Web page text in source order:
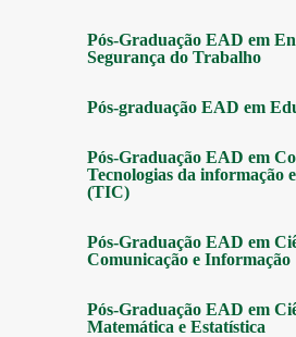
Pós-Graduação EAD em
Segurança do Trabalho
Pós-graduação EAD em
Pós-Graduação EAD em
Tecnologias da informação
(TIC)
Pós-Graduação EAD em
Comunicação e Informação
Pós-Graduação EAD em
Matemática e Estatística